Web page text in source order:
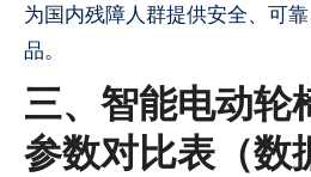
为国内残障人群提供安全、可
品。
三、智能电动轮
参数对比表（数